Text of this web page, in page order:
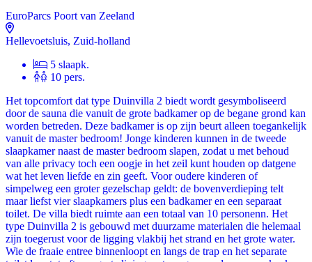
EuroParcs Poort van Zeeland
Hellevoetsluis, Zuid-holland
5 slaapk.
10 pers.
Het topcomfort dat type Duinvilla 2 biedt wordt gesymboliseerd
door de sauna die vanuit de grote badkamer op de begane grond kan
worden betreden. Deze badkamer is op zijn beurt alleen toegankelijk
vanuit de master bedroom! Jonge kinderen kunnen in de tweede
slaapkamer naast de master bedroom slapen, zodat u met behoud
van alle privacy toch een oogje in het zeil kunt houden op datgene
wat het leven liefde en zin geeft. Voor oudere kinderen of
simpelweg een groter gezelschap geldt: de bovenverdieping telt
maar liefst vier slaapkamers plus een badkamer en een separaat
toilet. De villa biedt ruimte aan een totaal van 10 personenn. Het
type Duinvilla 2 is gebouwd met duurzame materialen die helemaal
zijn toegerust voor de ligging vlakbij het strand en het grote water.
Wie de fraaie entree binnenloopt en langs de trap en het separate